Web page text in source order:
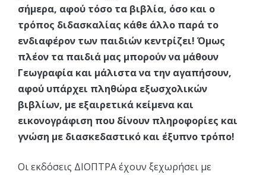
σήμερα, αφού τόσο τα βιβλία, όσο και ο
τρόπος διδασκαλίας κάθε άλλο παρά το
ενδιαφέρον των παιδιών κεντρίζει! Όμως
πλέον τα παιδιά μας μπορούν να μάθουν
Γεωγραφία και μάλιστα να την αγαπήσουν,
αφού υπάρχει πληθώρα εξωσχολικών
βιβλίων, με εξαιρετικά κείμενα και
εικονογράφιση που δίνουν πληροφορίες και
γνώση με διασκεδαστικό και έξυπνο τρόπο!
Οι εκδόσεις ΔΙΟΠΤΡΑ έχουν ξεχωρήσει με